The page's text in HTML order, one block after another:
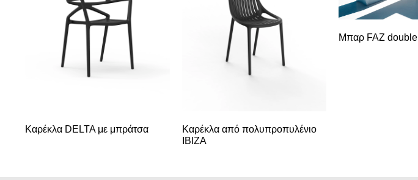
Καρέκλα DELTA με μπράτσα
Καρέκλα από πολυπροπυλένιο
IBIZA
Μπαρ FAZ double